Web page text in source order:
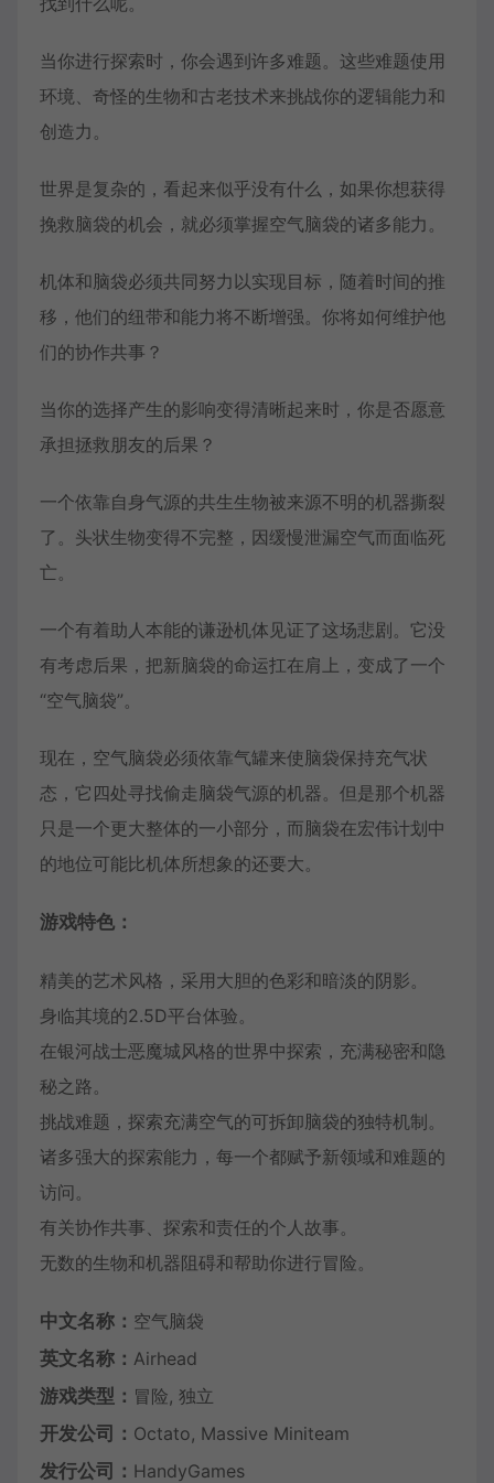
当你进行探索时，你会遇到许多难题。这些难题使用
环境、奇怪的生物和古老技术来挑战你的逻辑能力和
创造力。
世界是复杂的，看起来似乎没有什么，如果你想获得
挽救脑袋的机会，就必须掌握空气脑袋的诸多能力。
机体和脑袋必须共同努力以实现目标，随着时间的推
移，他们的纽带和能力将不断增强。你将如何维护他
们的协作共事？
当你的选择产生的影响变得清晰起来时，你是否愿意
承担拯救朋友的后果？
一个依靠自身气源的共生生物被来源不明的机器撕裂
了。头状生物变得不完整，因缓慢泄漏空气而面临死
亡。
一个有着助人本能的谦逊机体见证了这场悲剧。它没
有考虑后果，把新脑袋的命运扛在肩上，变成了一个
“空气脑袋”。
现在，空气脑袋必须依靠气罐来使脑袋保持充气状
态，它四处寻找偷走脑袋气源的机器。但是那个机器
只是一个更大整体的一小部分，而脑袋在宏伟计划中
的地位可能比机体所想象的还要大。
游戏特色：
精美的艺术风格，采用大胆的色彩和暗淡的阴影。
身临其境的2.5D平台体验。
在银河战士恶魔城风格的世界中探索，充满秘密和隐
秘之路。
挑战难题，探索充满空气的可拆卸脑袋的独特机制。
诸多强大的探索能力，每一个都赋予新领域和难题的
访问。
有关协作共事、探索和责任的个人故事。
无数的生物和机器阻碍和帮助你进行冒险。
中文名称： 空气脑袋
英文名称： Airhead
游戏类型： 冒险, 独立
开发公司： Octato, Massive Miniteam
发行公司： HandyGames